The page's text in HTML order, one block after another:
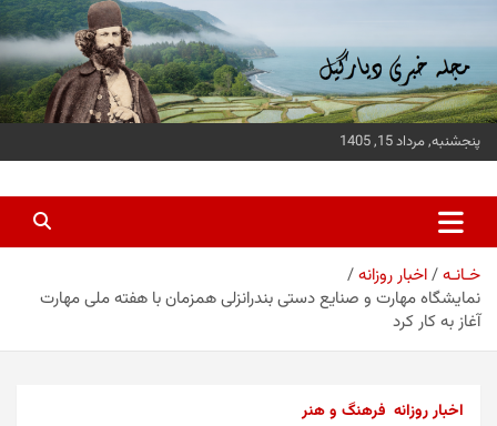
بروید
پنجشنبه, مرداد 15, 1405
پایگاه خبری دیارگیل
جدیدترین اخبار استان گیلان
خـانـه
اخبار روزانه
نمایشگاه مهارت و صنایع دستی بندرانزلی همزمان با هفته ملی مهارت
آغاز به کار کرد
اخبار روزانه فرهنگ و هنر